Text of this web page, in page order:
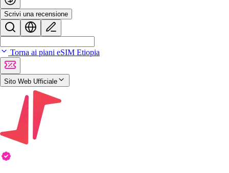
Scrivi una recensione
Torna ai piani eSIM Etiopia
Sito Web Ufficiale